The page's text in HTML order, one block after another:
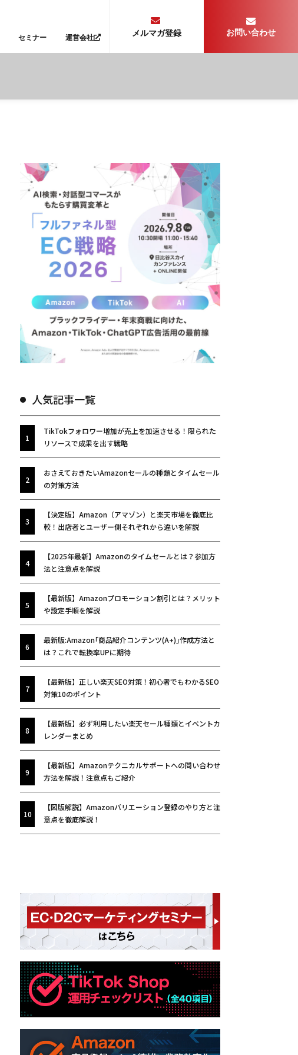
セミナー 運営会社 メルマガ登録 お問い合わせ
人気記事一覧
TikTokフォロワー増加が売上を加速させる！限られた
リソースで成果を出す戦略
おさえておきたいAmazonセールの種類とタイムセール
の対策方法
【決定版】Amazon（アマゾン）と楽天市場を徹底比
較！出店者とユーザー側それぞれから違いを解説
【2025年最新】Amazonのタイムセールとは？参加方
法と注意点を解説
【最新版】Amazonプロモーション割引とは？メリット
や設定手順を解説
最新版:Amazon｢商品紹介コンテンツ(A+)｣作成方法と
は？これで転換率UPに期待
【最新版】正しい楽天SEO対策！初心者でもわかるSEO
対策10のポイント
【最新版】必ず利用したい楽天セール種類とイベントカ
レンダーまとめ
【最新版】Amazonテクニカルサポートへの問い合わせ
方法を解説！注意点もご紹介
【図版解説】Amazonバリエーション登録のやり方と注
意点を徹底解説！